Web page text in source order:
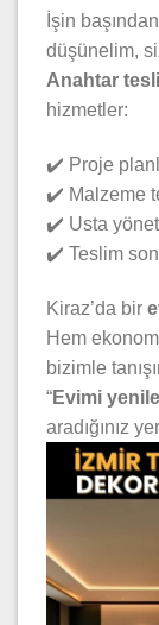
İşin
düşünelim,
Anahtar
hizmetler:
✔️ Proje
✔️ Malzeme
✔️ Usta
✔️ Teslim
Kiraz’da bir
Hem
bizimle
“Evimi
aradığınız